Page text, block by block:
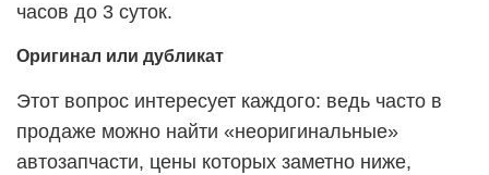
часов до 3 суток.
Оригинал или дубликат
Этот вопрос интересует каждого: ведь часто в
продаже можно найти «неоригинальные»
автозапчасти, цены которых заметно ниже,